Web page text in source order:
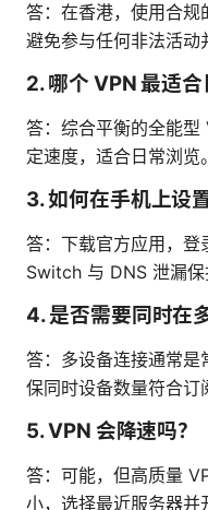
答：在香港，使用合
避免参与任何非法活动
2. 哪个 VPN 最适合
答：综合平衡的全能型
定速度，适合日常浏览。
3. 如何在手机上设
答：下载官方应用，
Switch 与 DNS 泄漏保
4. 是否需要同时在
答：多设备连接通常是
保同时设备数量符合订
5. VPN 会降速吗？
答：可能，但高质量
小，选择最近服务器并